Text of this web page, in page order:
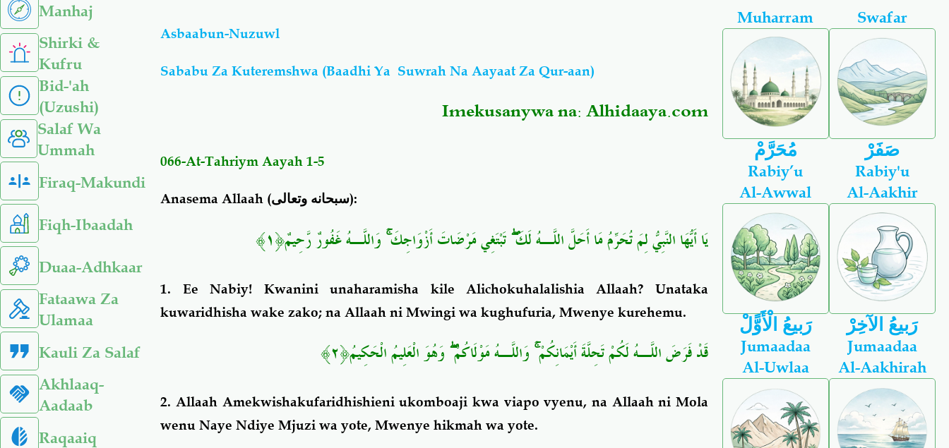
Manhaj
Shirki &
Kufru
Bid-'ah
(Uzushi)
Salaf Wa
Ummah
Firaq-Makundi
Fiqh-Ibaadah
Duaa-Adhkaar
Fataawa Za
Ulamaa
Kauli Za Salaf
Akhlaaq-
Aadaab
Raqaaiq
Asbaabun-Nuzuwl
Sababu Za Kuteremshwa (Baadhi Ya Suwrah Na Aayaat Za Qur-aan)
Imekusanywa na: Alhidaaya.com
066-At-Tahriym Aayah 1-5
Anasema Allaah (سبحانه وتعالى):
يَا أَيُّهَا النَّبِيُّ لِمَ تُحَرِّمُ مَا أَحَلَّ اللَّـهُ لَكَۖتَبْتَغِي مَرْضَاتَ أَزْوَاجِكَۚ وَاللَّـهُ غَفُورٌ رَّحِيمٌ﴿١﴾
1. Ee Nabiy! Kwanini unaharamisha kile Alichokuhalalishia Allaah? Unataka
kuwaridhisha wake zako; na Allaah ni Mwingi wa kughufuria, Mwenye kurehemu.
قَدْ فَرَضَ اللَّـهُ لَكُمْ تَحِلَّةَ أَيْمَانِكُمْۚ وَاللَّـهُ مَوْلَاكُمْۖ وَهُوَ الْعَلِيمُ الْحَكِيمُ﴿٢﴾
2. Allaah Amekwishakufaridhishieni ukomboaji kwa viapo vyenu, na Allaah ni Mola
wenu Naye Ndiye Mjuzi wa yote, Mwenye hikmah wa yote.
Muharram
مُحَرَّمْ
Swafar
صَفَرْ
Rabiy’u
Al-Awwal
رَبيعُ الْأَوًّلْ
Rabiy'u
Al-Aakhir
رَبيعُ الآخِرْ
Jumaadaa
Al-Uwlaa
Jumaadaa
Al-Aakhirah